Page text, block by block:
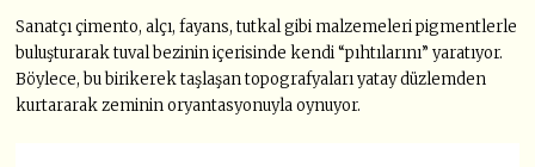
Sanatçı çimento, alçı, fayans, tutkal gibi malzemeleri pigmentlerle
buluşturarak tuval bezinin içerisinde kendi “pıhtılarını” yaratıyor.
Böylece, bu birikerek taşlaşan topografyaları yatay düzlemden
kurtararak zeminin oryantasyonuyla oynuyor.